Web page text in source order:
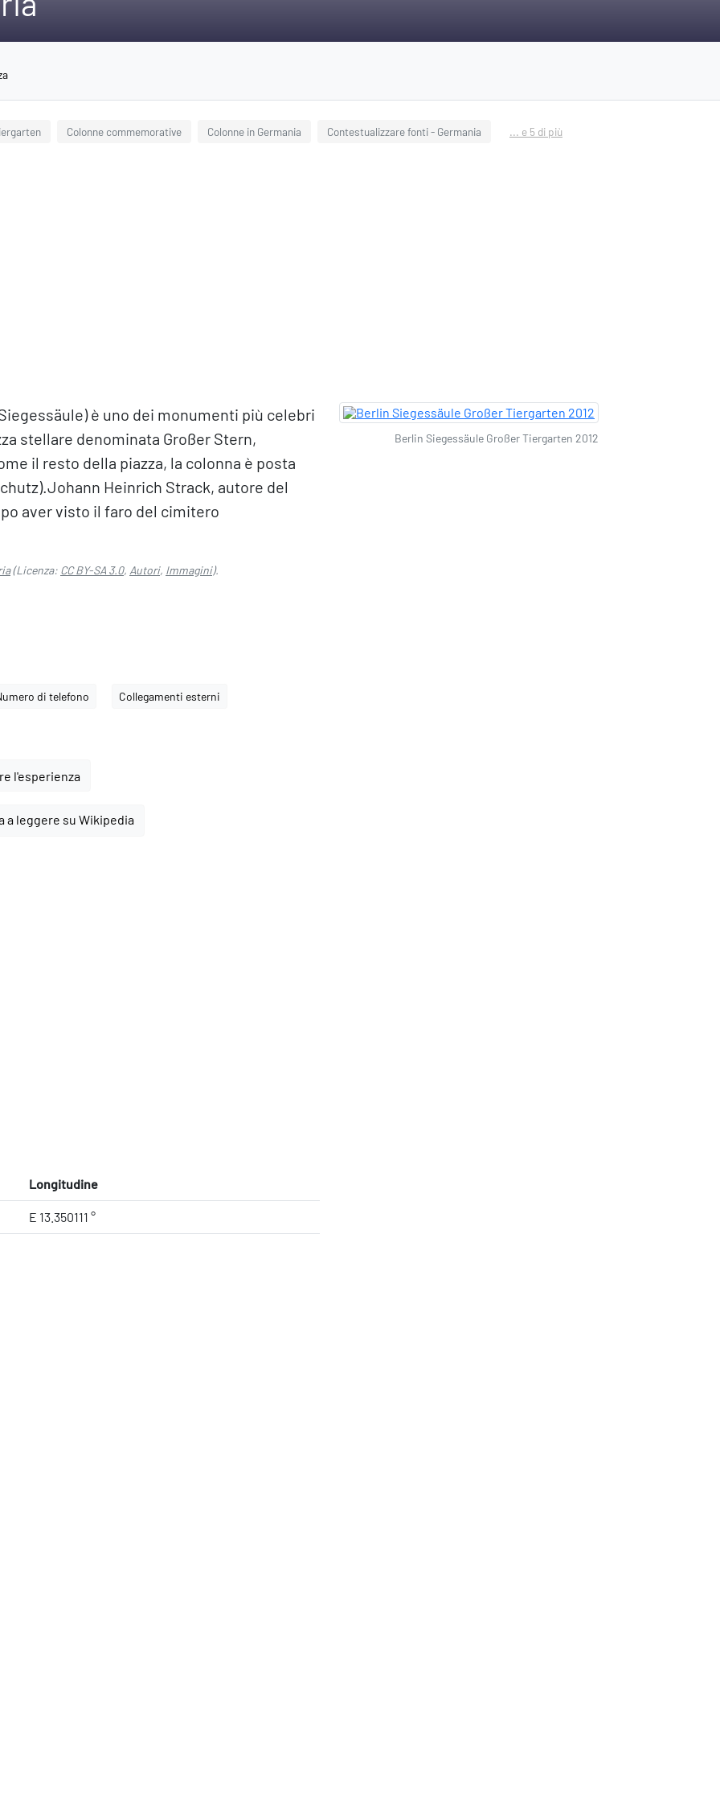
Colonne commemorative Colonne in Germania Contestualizzare fonti - Germania ... e 5 di più
è uno dei monumenti più celebri
stellare denominata Großer Stern,
il resto della piazza, la colonna è posta
Heinrich Strack, autore del
aver visto il faro del cimitero
(Licenza: CC BY-SA 3.0, Autori, Immagini).
di telefono Collegamenti esterni
l'esperienza
a leggere su Wikipedia
Longitudine
E 13.350111 °
Berlin Siegessäule Großer Tiergarten 2012